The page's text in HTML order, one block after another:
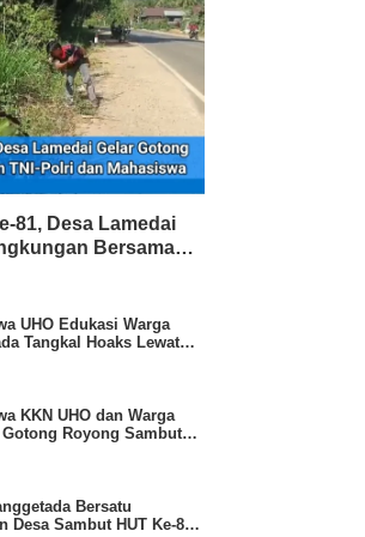
81, Desa Lamedai
Bersama
UHO Edukasi Warga
Tangkal Hoaks Lewat
KKN UHO dan Warga
Gotong Royong Sambut
RI
Bersatu
Desa Sambut HUT Ke-81